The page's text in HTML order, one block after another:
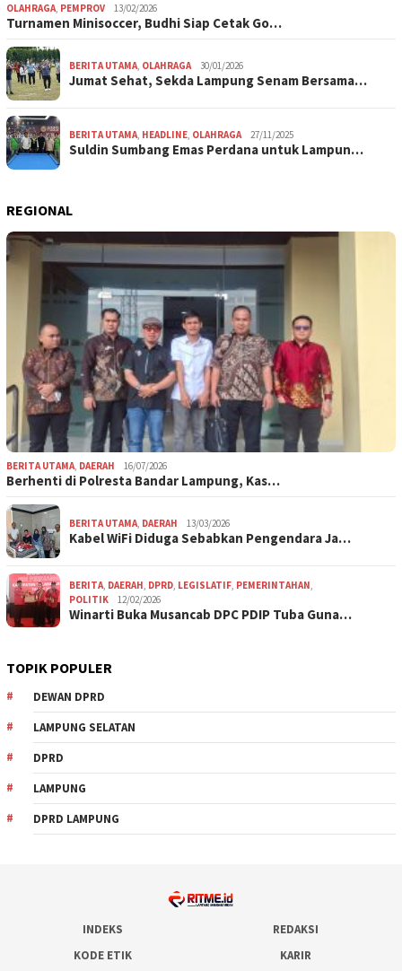
OLAHRAGA, PEMPROV 13/02/2026
Turnamen Minisoccer, Budhi Siap Cetak Go…
BERITA UTAMA, OLAHRAGA 30/01/2026
Jumat Sehat, Sekda Lampung Senam Bersama…
BERITA UTAMA, HEADLINE, OLAHRAGA 27/11/2025
Suldin Sumbang Emas Perdana untuk Lampun…
REGIONAL
BERITA UTAMA DAERAH 16/07/2026
Berhenti di Polresta Bandar Lampung, Kas…
BERITA UTAMA DAERAH 13/03/2026
Kabel WiFi Diduga Sebabkan Pengendara Ja…
BERITA DAERAH DPRD LEGISLATIF PEMERINTAHAN
POLITIK
12/02/2026
Winarti Buka Musancab DPC PDIP Tuba Guna…
TOPIK POPULER
DEWAN DPRD
LAMPUNG SELATAN
DPRD
LAMPUNG
DPRD LAMPUNG
INDEKS
REDAKSI
KODE ETIK
KARIR